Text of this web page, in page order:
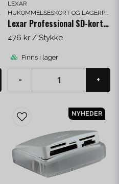
LEXAR
HUKOMMELSESKORT OG LAGERPLADS
Lexar Professional SD-kort 1667x 128 GB
476 kr / Stykke
Finns i lager
- +
NYHEDER